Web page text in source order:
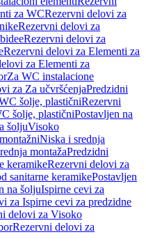
za WCRezervni delovi za
Rezervni delovi za
Rezervni delovi za
Rezervni delovi za Elementi za
za Elementi za
Za WC instalacione
za Za učvršćenjaPredzidni
šolje, plastičniRezervni
šolje, plastičniPostavljen na
šoljuVisoko
Niska i srednja
montažaPredzidni
keramikeRezervni delovi za
sanitarne keramikePostavljen
na šoljuIspirne cevi za
za Ispirne cevi za predzidne
delovi za Visoko
Rezervni delovi za